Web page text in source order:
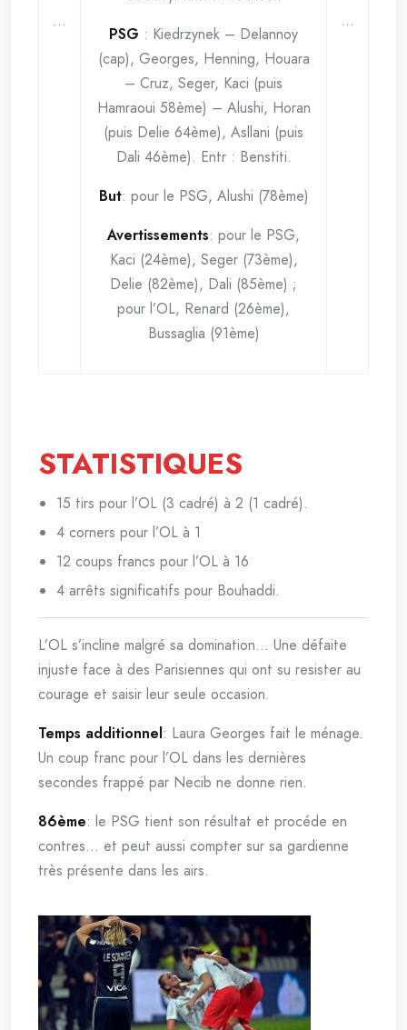
…
PSG : Kiedrzynek – Delannoy
(cap), Georges, Henning, Houara
– Cruz, Seger, Kaci (puis
Hamraoui 58ème) – Alushi, Horan
(puis Delie 64ème), Asllani (puis
Dali 46ème). Entr : Benstiti.
But: pour le PSG, Alushi (78ème)
Avertissements: pour le PSG,
Kaci (24ème), Seger (73ème),
Delie (82ème), Dali (85ème) ;
pour l’OL, Renard (26ème),
Bussaglia (91ème)
…
STATISTIQUES
15 tirs pour l’OL (3 cadré) à 2 (1 cadré).
4 corners pour l’OL à 1
12 coups francs pour l’OL à 16
4 arrêts significatifs pour Bouhaddi.
L’OL s’incline malgré sa domination… Une défaite
injuste face à des Parisiennes qui ont su resister au
courage et saisir leur seule occasion.
Temps additionnel: Laura Georges fait le ménage.
Un coup franc pour l’OL dans les dernières
secondes frappé par Necib ne donne rien.
86ème: le PSG tient son résultat et procéde en
contres… et peut aussi compter sur sa gardienne
très présente dans les airs.